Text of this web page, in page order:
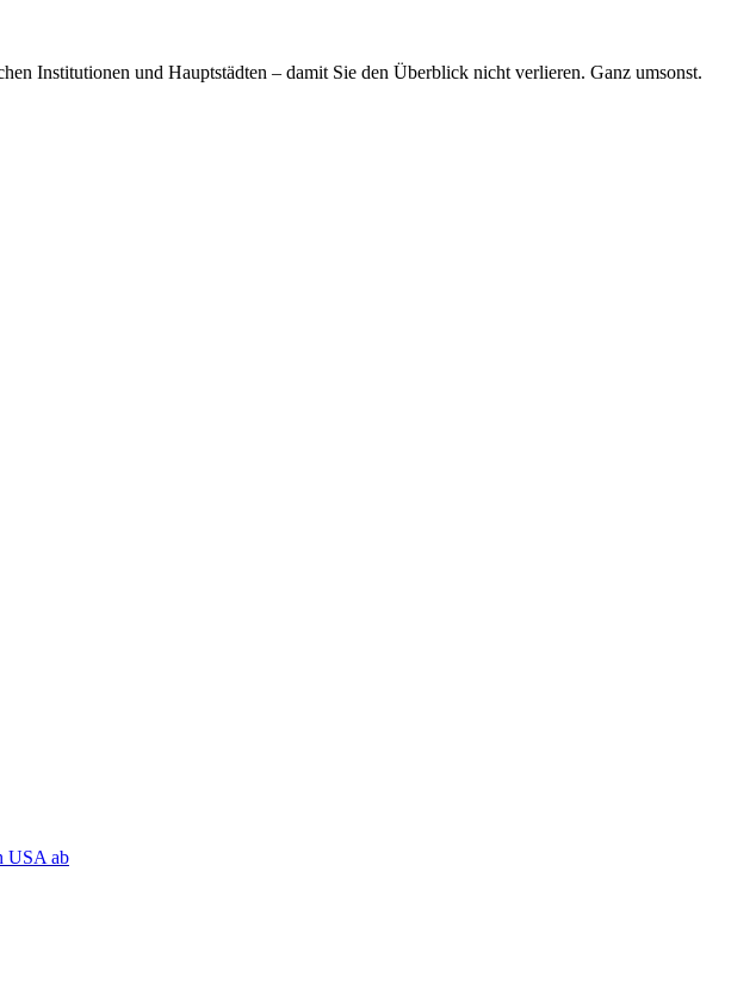
Institutionen und Hauptstädten – damit Sie den Überblick nicht verlieren. Ganz umsonst.
USA ab